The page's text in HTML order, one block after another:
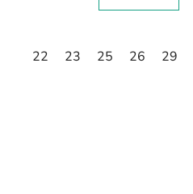
22 23 25 26 29